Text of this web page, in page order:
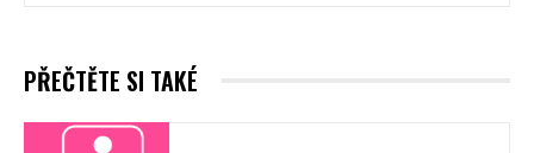
PŘEČTĚTE SI TAKÉ